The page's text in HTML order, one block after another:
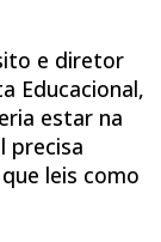
e diretor
Educacional,
estar na
precisa
leis como